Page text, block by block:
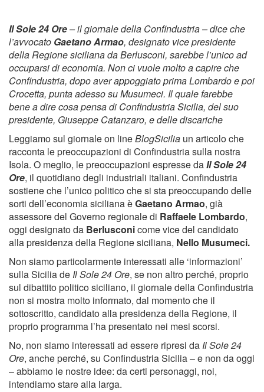
Il Sole 24 Ore– il giornale della Confindustria – dice che
l’avvocato Gaetano Armao, designato vice presidente
della Regione siciliana da Berlusconi, sarebbe l’unico ad
occuparsi di economia. Non ci vuole molto a capire che
Confindustria, dopo aver appoggiato prima Lombardo e poi
Crocetta, punta adesso su Musumeci. Il quale farebbe
bene a dire cosa pensa di Confindustria Sicilia, del suo
presidente, Giuseppe Catanzaro, e delle discariche
Leggiamo sul giornale on lineBlogSicilia un articolo che
racconta le preoccupazioni di Confindustria sulla nostra
Isola. O meglio, le preoccupazioni espresse daIl Sole 24
Ore, il quotidiano degli industriali italiani. Confindustria
sostiene che l’unico politico che si sta preoccupando delle
sorti dell’economia siciliana èGaetano Armao, già
assessore del Governo regionale di Raffaele Lombardo,
oggi designato da Berlusconicome vice del candidato
alla presidenza della Regione siciliana, Nello Musumeci.
Non siamo particolarmente interessati alle ‘informazioni’
sulla Sicilia de Il Sole 24 Ore, se non altro perché, proprio
sul dibattito politico siciliano, il giornale della Confindustria
non si mostra molto informato, dal momento che il
sottoscritto, candidato alla presidenza della Regione, il
proprio programma l’ha presentato nei mesi scorsi.
No, non siamo interessati ad essere ripresi da Il Sole 24
Ore, anche perché, su Confindustria Sicilia – e non da oggi
– abbiamo le nostre idee: da certi personaggi, noi,
intendiamo stare alla larga.